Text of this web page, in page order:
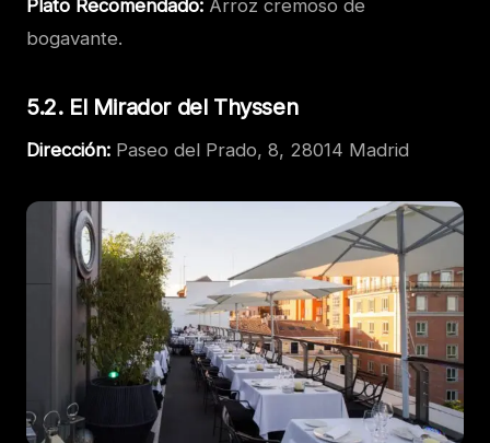
Plato Recomendado: Arroz cremoso de
bogavante.
5.2. El Mirador del Thyssen
Dirección: Paseo del Prado, 8, 28014 Madrid